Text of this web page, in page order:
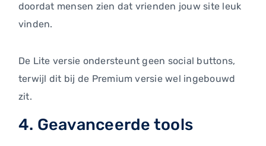
doordat mensen zien dat vrienden jouw site leuk
vinden.
De Lite versie ondersteunt geen social buttons,
terwijl dit bij de Premium versie wel ingebouwd
zit.
4. Geavanceerde tools